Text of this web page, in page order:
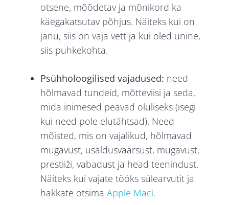
otsene, mõõdetav ja mõnikord ka
käegakatsutav põhjus. Näiteks kui on
janu, siis on vaja vett ja kui oled unine,
siis puhkekohta.
Psühholoogilised vajadused: need
hõlmavad tundeid, mõtteviisi ja seda,
mida inimesed peavad oluliseks (isegi
kui need pole elutähtsad). Need
mõisted, mis on vajalikud, hõlmavad
mugavust, usaldusväärsust, mugavust,
prestiiži, vabadust ja head teenindust.
Näiteks kui vajate tööks sülearvutit ja
hakkate otsimaApple Maci.